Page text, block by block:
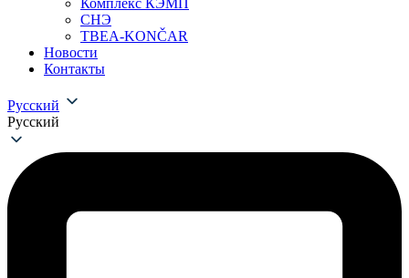
СНЭ
TBEA-KONČAR
Новости
Контакты
Русский
Русский